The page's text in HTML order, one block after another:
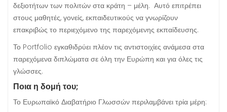
δεξιοτήτων των πολιτών στα κράτη – μέλη. Αυτό επιτρέπει
στους μαθητές, γονείς, εκπαιδευτικούς να γνωρίζουν
επακριβώς το περιεχόμενο της παρεχόμενης εκπαίδευσης.
Το Portfolio εγκαθιδρύει πλέον τις αντιστοιχίες ανάμεσα στα
παρεχόμενα διπλώματα σε όλη την Ευρώπη και για όλες τις
γλώσσες.
Ποια η δομή του;
Το Ευρωπαϊκό Διαβατήριο Γλωσσών περιλαμβάνει τρία μέρη: